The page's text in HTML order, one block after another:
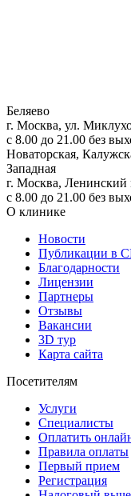
Беляево
г. Москва, ул.
с 8.00 до 21.00 без
Новаторская,
Западная
г. Москва, Ленинский
с 8.00 до 21.00 без
О клинике
Новости
Публикации в
Благодарности
Лицензии
Партнеры
Отзывы
Вакансии
3D тур
Карта сайта
Посетителям
Услуги
Специалисты
Оплатить
Правила оплаты
Первый прием
Регистрация